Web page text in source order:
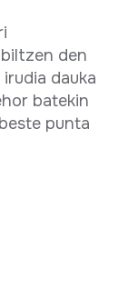
den
dauka
batekin
punta